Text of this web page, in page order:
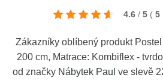
4.6 / 5 ( 5
Zákazníky oblíbený produkt
200 cm, Matrace: Kombiflex -
od značky Nábytek Paul ve slevě